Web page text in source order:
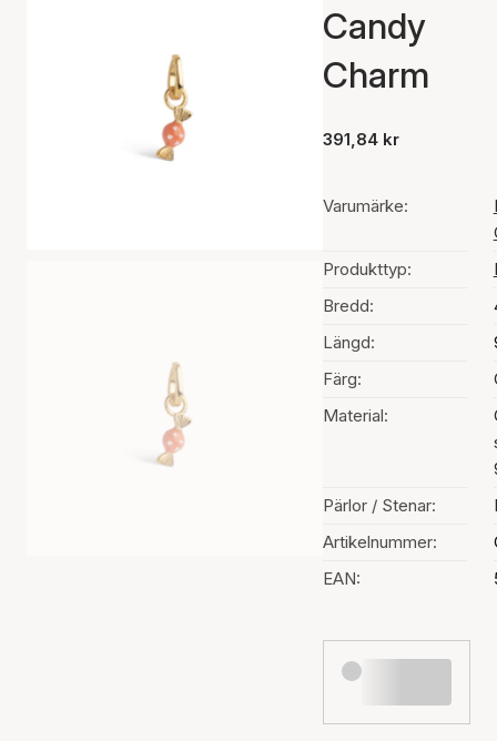
Candy
Charm
391,84 kr
Varumärke:
Produkttyp:
Bredd:
Längd:
Färg:
Material:
Pärlor / Stenar:
Artikelnummer:
EAN: